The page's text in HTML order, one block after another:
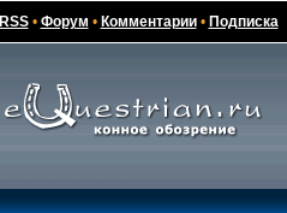
RSS• Форум • Комментарии• Подписка